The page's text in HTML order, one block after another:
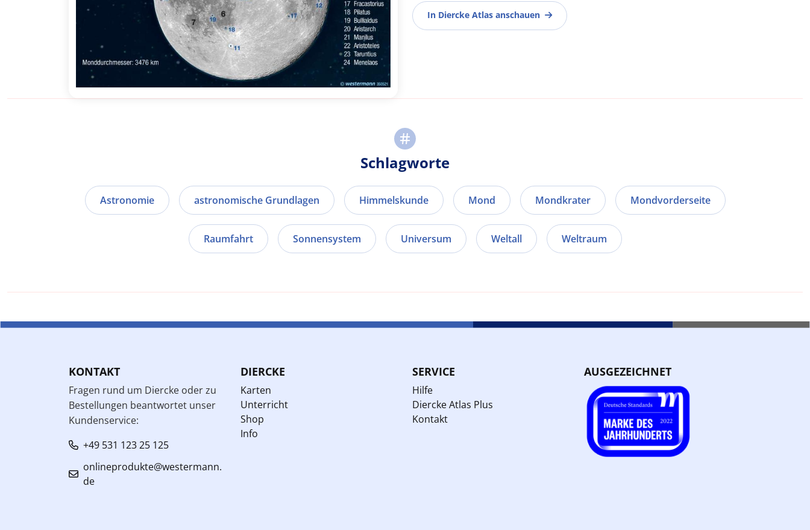
In Diercke Atlas anschauen
Schlagworte
Astronomie astronomische Grundlagen Himmelskunde Mond Mondkrater Mondvorderseite
Raumfahrt Sonnensystem Universum Weltall Weltraum
KONTAKT
Fragen rund um Diercke oder zu
Bestellungen beantwortet unser
Kundenservice:
+49 531 123 25 125
onlineprodukte@westermann.
de
DIERCKE
Karten
Unterricht
Shop
Info
SERVICE
Hilfe
Diercke Atlas Plus
Kontakt
AUSGEZEICHNET